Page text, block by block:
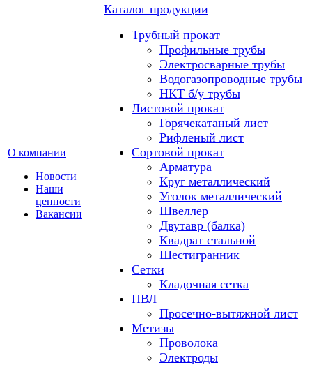
О компании
Новости
Наши
ценности
Вакансии
Каталог продукции
Трубный прокат
Профильные трубы
Электросварные трубы
Водогазопроводные трубы
НКТ б/у трубы
Листовой прокат
Горячекатаный лист
Рифленый лист
Сортовой прокат
Арматура
Круг металлический
Уголок металлический
Швеллер
Двутавр (балка)
Квадрат стальной
Шестигранник
Сетки
Кладочная сетка
ПВЛ
Просечно-вытяжной лист
Метизы
Проволока
Электроды